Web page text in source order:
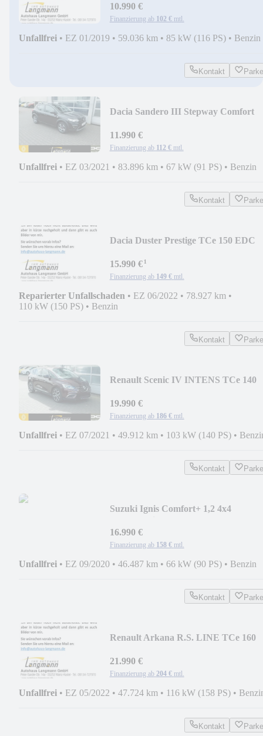
10.990 €
Finanzierung ab 102 € mtl.
Unfallfrei • EZ 01/2019 • 59.036 km • 85 kW (116 PS) • Benzin
Kontakt
Dacia Sandero III Stepway Comfort
11.990 €
Finanzierung ab 112 € mtl.
Unfallfrei • EZ 03/2021 • 83.896 km • 67 kW (91 PS) • Benzin
Kontakt
Dacia Duster Prestige TCe 150 EDC
15.990 €¹
Finanzierung ab 149 € mtl.
Reparierter Unfallschaden • EZ 06/2022 • 78.927 km •
110 kW (150 PS) • Benzin
Kontakt
Renault Scenic IV INTENS TCe 140
19.990 €
Finanzierung ab 186 € mtl.
Unfallfrei • EZ 07/2021 • 49.912 km • 103 kW (140 PS) •
Kontakt
Suzuki Ignis Comfort+ 1,2 4x4
16.990 €
Finanzierung ab 158 € mtl.
Unfallfrei • EZ 09/2020 • 46.487 km • 66 kW (90 PS) • Benzin
Kontakt
Renault Arkana R.S. LINE TCe 160
21.990 €
Finanzierung ab 204 € mtl.
Unfallfrei • EZ 05/2022 • 47.724 km • 116 kW (158 PS) •
Kontakt